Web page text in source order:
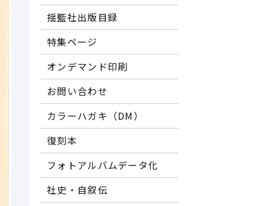
揺籃社出版目録
特集ページ
オンデマンド印刷
お問い合わせ
カラーハガキ（DM）
復刻本
フォトアルバムデータ化
社史・自叙伝